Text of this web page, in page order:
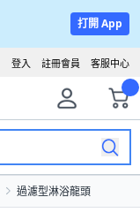
打開 App
客服中心
註冊會員
登入
過濾型淋浴龍頭